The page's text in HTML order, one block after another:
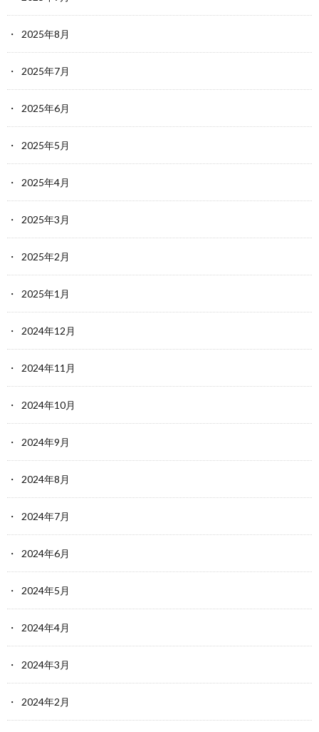
2025年8月
2025年7月
2025年6月
2025年5月
2025年4月
2025年3月
2025年2月
2025年1月
2024年12月
2024年11月
2024年10月
2024年9月
2024年8月
2024年7月
2024年6月
2024年5月
2024年4月
2024年3月
2024年2月